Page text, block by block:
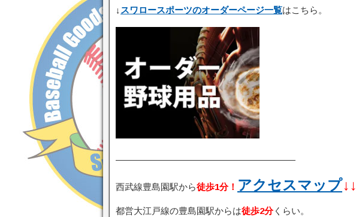
↓スワロースポーツのオーダーページ一覧はこちら。
————————————————————
西武線豊島園駅から徒歩1分！ アクセスマップ↓↓
都営大江戸線の豊島園駅からは徒歩2分くらい。